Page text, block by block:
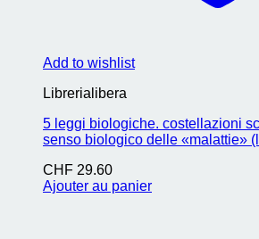
Add to wishlist
Librerialibera
5 leggi biologiche. costellazioni
senso biologico delle «malattie»
CHF 29.60
Ajouter au panier